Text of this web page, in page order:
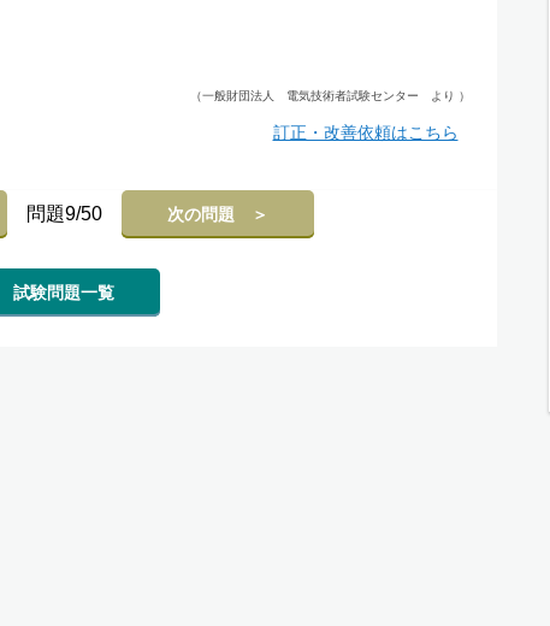
（一般財団法人 電気技術者試験センター より ）
訂正・改善依頼はこちら
問題9/50 次の問題 ＞
試験問題一覧